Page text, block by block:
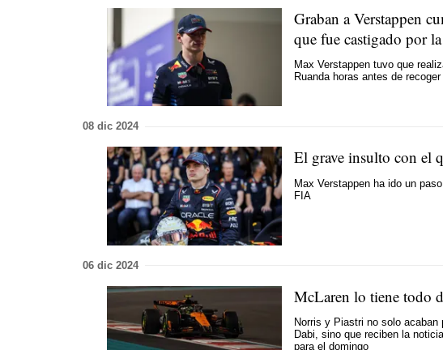
Graban a Verstappen
que fue castigado por
Max Verstappen tuvo que
Ruanda horas antes de
08 dic 2024
El grave insulto con el
Max Verstappen ha ido un
FIA
06 dic 2024
McLaren lo tiene todo
Norris y Piastri no solo
Dabi, sino que reciben la
para el domingo